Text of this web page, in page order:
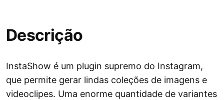
Descrição
InstaShow é um plugin supremo do Instagram,
que permite gerar lindas coleções de imagens e
videoclipes. Uma enorme quantidade de variantes